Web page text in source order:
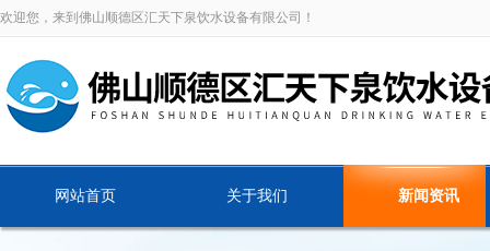
欢迎您，来到佛山顺德区汇天下泉饮水设备有限公司！
网站首页 关于我们 新闻资讯